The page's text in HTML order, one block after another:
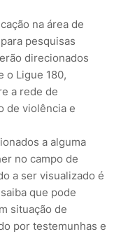
na área de
pesquisas
direcionados
o Ligue 180,
a rede de
de violência e
a alguma
no campo de
a ser visualizado é
que pode
situação de
por testemunhas e